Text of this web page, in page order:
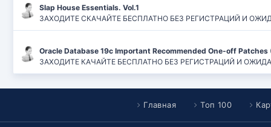
Slap House Essentials. Vol.1
ЗАХОДИТЕ СКАЧАЙТЕ БЕСПЛАТНО БЕЗ РЕГИСТРАЦИЙ И
Oracle Database 19c Important Recommended One-off Patches
ЗАХОДИТЕ КАЧАЙТЕ БЕСПЛАТНО БЕЗ РЕГИСТРАЦИЙ И
Главная Топ 100